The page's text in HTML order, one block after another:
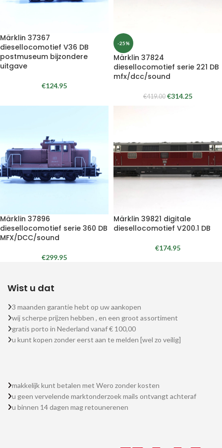
Märklin 37367
diesellocomotief V36 DB
postmuseum bijzondere
uitgave
€124.95
-25%
Märklin 37824
diesellocomotief serie 221 DB
mfx/dcc/sound
€419.00 €314.25
Märklin 37896
diesellocomotief serie 360 DB
MFX/DCC/sound
€299.95
Märklin 39821 digitale
diesellocomotief V200.1 DB
€174.95
Wist u dat
3 maanden garantie hebt op uw aankopen
wij scherpe prijzen hebben , en een groot assortiment
gratis porto in Nederland vanaf € 100,00
u kunt kopen zonder eerst aan te melden [wel zo veilig]
makkelijk kunt betalen met Wero zonder kosten
u geen vervelende marktonderzoek mails ontvangt achteraf
u binnen 14 dagen mag retounerenen